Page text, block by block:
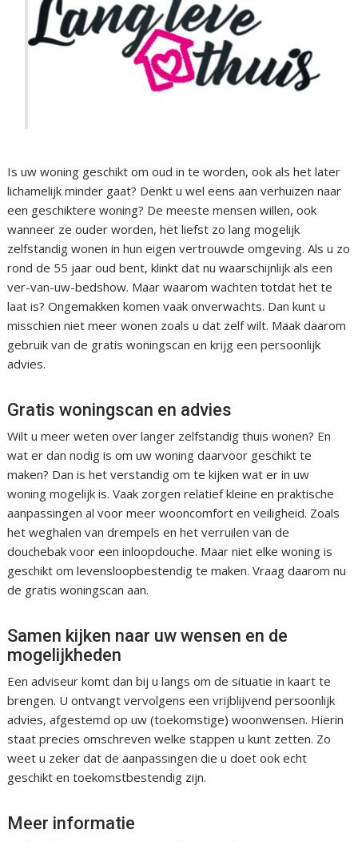
Is uw woning geschikt om oud in te worden, ook als het later
lichamelijk minder gaat? Denkt u wel eens aan verhuizen naar
een geschiktere woning? De meeste mensen willen, ook
wanneer ze ouder worden, het liefst zo lang mogelijk
zelfstandig wonen in hun eigen vertrouwde omgeving. Als u zo
rond de 55 jaar oud bent, klinkt dat nu waarschijnlijk als een
ver-van-uw-bedshow. Maar waarom wachten totdat het te
laat is? Ongemakken komen vaak onverwachts. Dan kunt u
misschien niet meer wonen zoals u dat zelf wilt. Maak daarom
gebruik van de gratis woningscan en krijg een persoonlijk
advies.
Gratis woningscan en advies
Wilt u meer weten over langer zelfstandig thuis wonen? En
wat er dan nodig is om uw woning daarvoor geschikt te
maken? Dan is het verstandig om te kijken wat er in uw
woning mogelijk is. Vaak zorgen relatief kleine en praktische
aanpassingen al voor meer wooncomfort en veiligheid. Zoals
het weghalen van drempels en het verruilen van de
douchebak voor een inloopdouche. Maar niet elke woning is
geschikt om levensloopbestendig te maken. Vraag daarom nu
de gratis woningscan aan.
Samen kijken naar uw wensen en de
mogelijkheden
Een adviseur komt dan bij u langs om de situatie in kaart te
brengen. U ontvangt vervolgens een vrijblijvend persoonlijk
advies, afgestemd op uw (toekomstige) woonwensen. Hierin
staat precies omschreven welke stappen u kunt zetten. Zo
weet u zeker dat de aanpassingen die u doet ook echt
geschikt en toekomstbestendig zijn.
Meer informatie